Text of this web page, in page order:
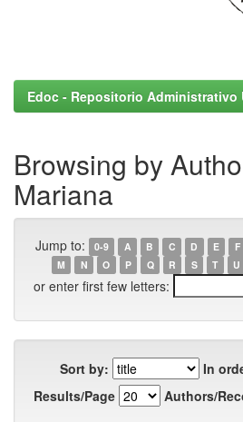
Edoc - Repositorio Administrativo
Browsing by
Mariana
Jump to: 0-9 A B C D E F
M
N O P Q R S T U
or enter first few letters:
Sort by:
In
Results/Page
Authors/